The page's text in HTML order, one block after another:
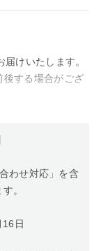
けいたします。
する場合がござ
わせ対応」を含
。
日